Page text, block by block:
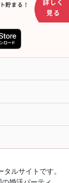
ルサイトです。